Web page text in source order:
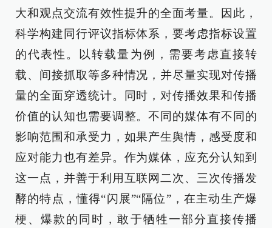
大和观点交流有效性提升的全面考量。因此，
科学构建同行评议指标体系，要考虑指标设置
的代表性。以转载量为例，需要考虑直接转
载、间接抓取等多种情况，并尽量实现对传播
量的全面穿透统计。同时，对传播效果和传播
价值的认知也需要调整。不同的媒体有不同的
影响范围和承受力，如果产生舆情，感受度和
应对能力也有差异。作为媒体，应充分认知到
这一点，并善于利用互联网二次、三次传播发
酵的特点，懂得“闪展”“隔位”，在主动生产爆
梗、爆款的同时，敢于牺牲一部分直接传播